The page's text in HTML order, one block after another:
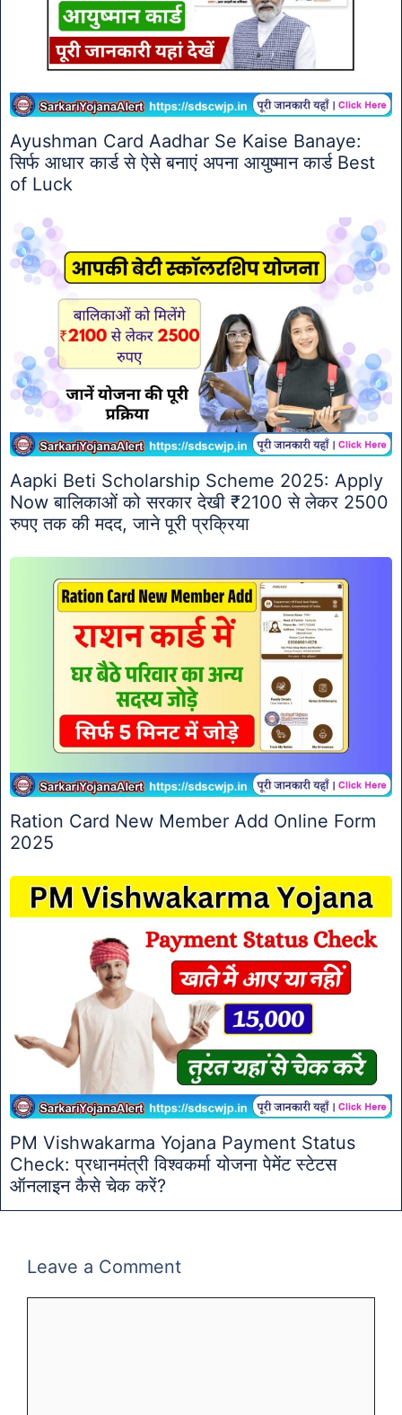
Ayushman Card Aadhar Se Kaise Banaye:
सिर्फ आधार कार्ड से ऐसे बनाएं अपना आयुष्मान कार्ड Best
of Luck
Aapki Beti Scholarship Scheme 2025: Apply
Now बालिकाओं को सरकार देखी ₹2100 से लेकर 2500
रुपए तक की मदद, जाने पूरी प्रक्रिया
Ration Card New Member Add Online Form
2025
PM Vishwakarma Yojana Payment Status
Check: प्रधानमंत्री विश्वकर्मा योजना पेमेंट स्टेटस
ऑनलाइन कैसे चेक करें?
Leave a Comment